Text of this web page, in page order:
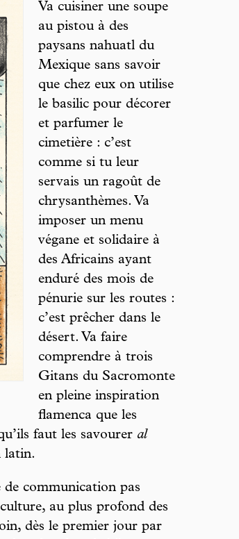
Va cuisiner une soupe
au pistou à des
paysans nahuatl du
Mexique sans savoir
que chez eux on utilise
le basilic pour décorer
et parfumer le
cimetière : c’est
comme si tu leur
servais un ragoût de
chrysanthèmes. Va
imposer un menu
végane et solidaire à
des Africains ayant
enduré des mois de
pénurie sur les routes :
c’est prêcher dans le
désert. Va faire
comprendre à trois
Gitans du Sacromonte
en pleine inspiration
flamenca que les
faut les savourer al
latin.
de communication pas
au plus profond des
dès le premier jour par